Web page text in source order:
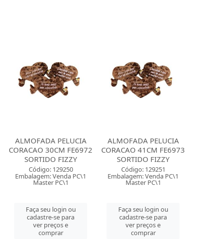
ALMOFADA PELUCIA
CORACAO 30CM FE6972
SORTIDO FIZZY
Código: 129250
Embalagem: Venda PC\1
Master PC\1
Faça seu login ou
cadastre-se para
ver preços e
comprar
ALMOFADA PELUCIA
CORACAO 41CM FE6973
SORTIDO FIZZY
Código: 129251
Embalagem: Venda PC\1
Master PC\1
Faça seu login ou
cadastre-se para
ver preços e
comprar